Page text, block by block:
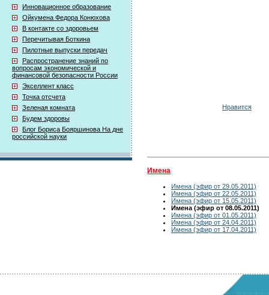
Инновационное образование
Ойкумена Федора Конюхова
В контакте со здоровьем
Перечитывая Боткина
Пилотные выпуски передач
Распространение знаний по
вопросам экономической и
финансовой безопасности России
Экселлент класс
Точка отсчета
Зеленая комната
Будем здоровы
Блог Бориса Бояршинова На дне
российской науки
Нравится
Имена
Имена (эфир от 29.05.2011)
Имена (эфир от 22.05.2011)
Имена (эфир от 15.05.2011)
Имена (эфир от 08.05.2011)
Имена (эфир от 01.05.2011)
Имена (эфир от 24.04.2011)
Имена (эфир от 17.04.2011)